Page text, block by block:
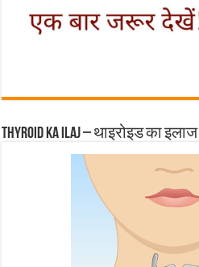
Thyroid ka ilaj – थाइरोइड का इलाज